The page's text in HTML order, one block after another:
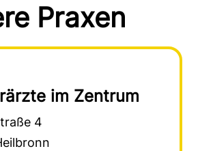
Praxen
im Zentrum
4